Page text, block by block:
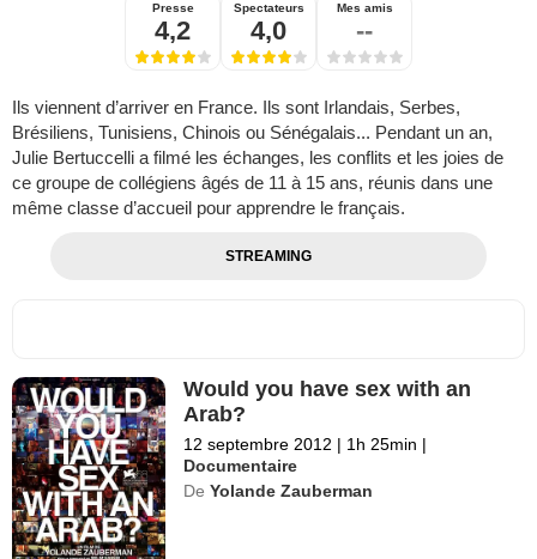
Presse
4,2
Spectateurs
4,0
Mes amis
--
Ils viennent d’arriver en France. Ils sont Irlandais, Serbes,
Brésiliens, Tunisiens, Chinois ou Sénégalais... Pendant un an,
Julie Bertuccelli a filmé les échanges, les conflits et les joies de
ce groupe de collégiens âgés de 11 à 15 ans, réunis dans une
même classe d’accueil pour apprendre le français.
STREAMING
Would you have sex with an
Arab?
12 septembre 2012 | 1h 25min |
Documentaire
De Yolande Zauberman